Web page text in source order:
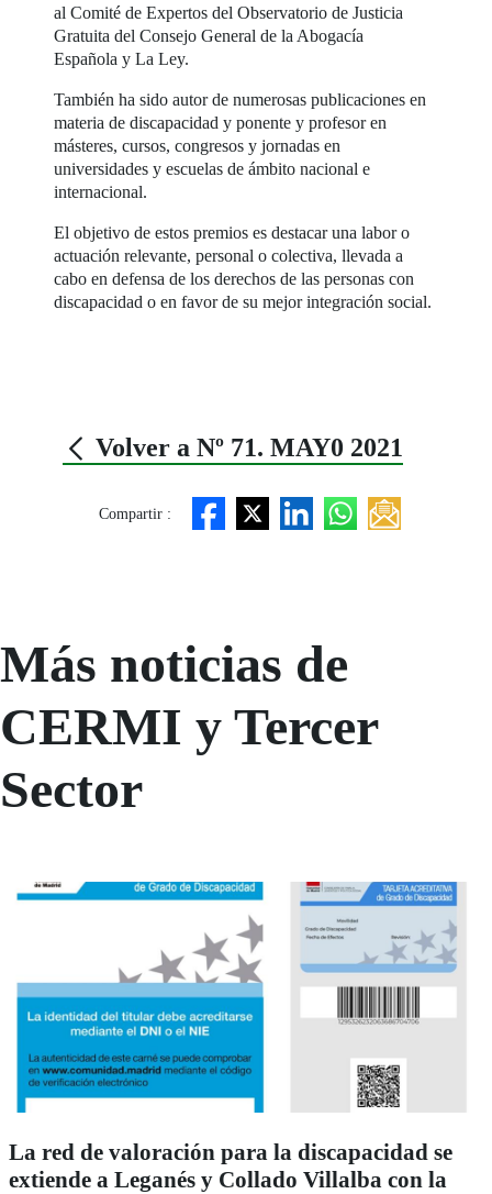
al Comité de Expertos del Observatorio de Justicia
Gratuita del Consejo General de la Abogacía
Española y La Ley.
También ha sido autor de numerosas publicaciones en
materia de discapacidad y ponente y profesor en
másteres, cursos, congresos y jornadas en
universidades y escuelas de ámbito nacional e
internacional.
El objetivo de estos premios es destacar una labor o
actuación relevante, personal o colectiva, llevada a
cabo en defensa de los derechos de las personas con
discapacidad o en favor de su mejor integración social.
Volver a Nº 71. MAY0 2021
Compartir :
Más noticias de
CERMI y Tercer
Sector
La red de valoración para la discapacidad se
extiende a Leganés y Collado Villalba con la